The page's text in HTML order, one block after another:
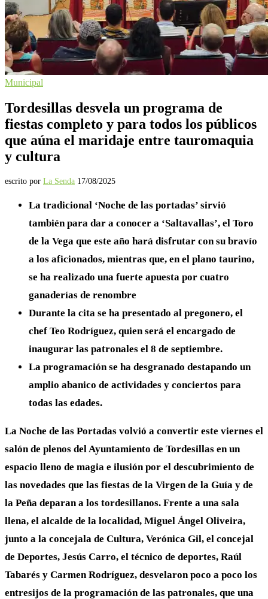
Municipal
Tordesillas desvela un programa de
fiestas completo y para todos los públicos
que aúna el maridaje entre tauromaquia
y cultura
escrito por La Senda 17/08/2025
La tradicional ‘Noche de las portadas’ sirvió
también para dar a conocer a ‘Saltavallas’, el Toro
de la Vega que este año hará disfrutar con su bravío
a los aficionados, mientras que, en el plano taurino,
se ha realizado una fuerte apuesta por cuatro
ganaderías de renombre
Durante la cita se ha presentado al pregonero, el
chef Teo Rodríguez, quien será el encargado de
inaugurar las patronales el 8 de septiembre.
La programación se ha desgranado destapando un
amplio abanico de actividades y conciertos para
todas las edades.
La Noche de las Portadas volvió a convertir este viernes el
salón de plenos del Ayuntamiento de Tordesillas en un
espacio lleno de magia e ilusión por el descubrimiento de
las novedades que las fiestas de la Virgen de la Guía y de
la Peña deparan a los tordesillanos. Frente a una sala
llena, el alcalde de la localidad, Miguel Ángel Oliveira,
junto a la concejala de Cultura, Verónica Gil, el concejal
de Deportes, Jesús Carro, el técnico de deportes, Raúl
Tabarés y Carmen Rodríguez, desvelaron poco a poco los
entresijos de la programación de las patronales, que una